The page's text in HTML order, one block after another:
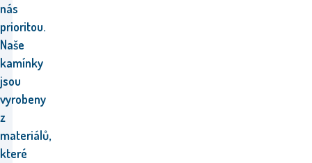
nás
prioritou.
Naše
kamínky
jsou
vyrobeny
z
materiálů,
které